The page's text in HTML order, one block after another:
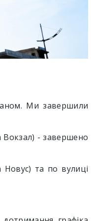
Ми завершили
Вокзал) - завершено
Новус) та по вулиці